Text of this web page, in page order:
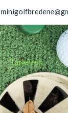
Tarieven